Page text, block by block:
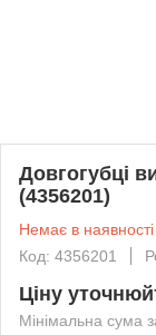
Довгогубці
(4356201)
Немає в наявності
Код: 4356201
Ціну
Мінімальна сума